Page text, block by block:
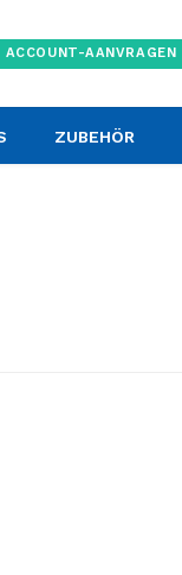
ACCOUNT-AANVRAGEN
ZUBEHÖR